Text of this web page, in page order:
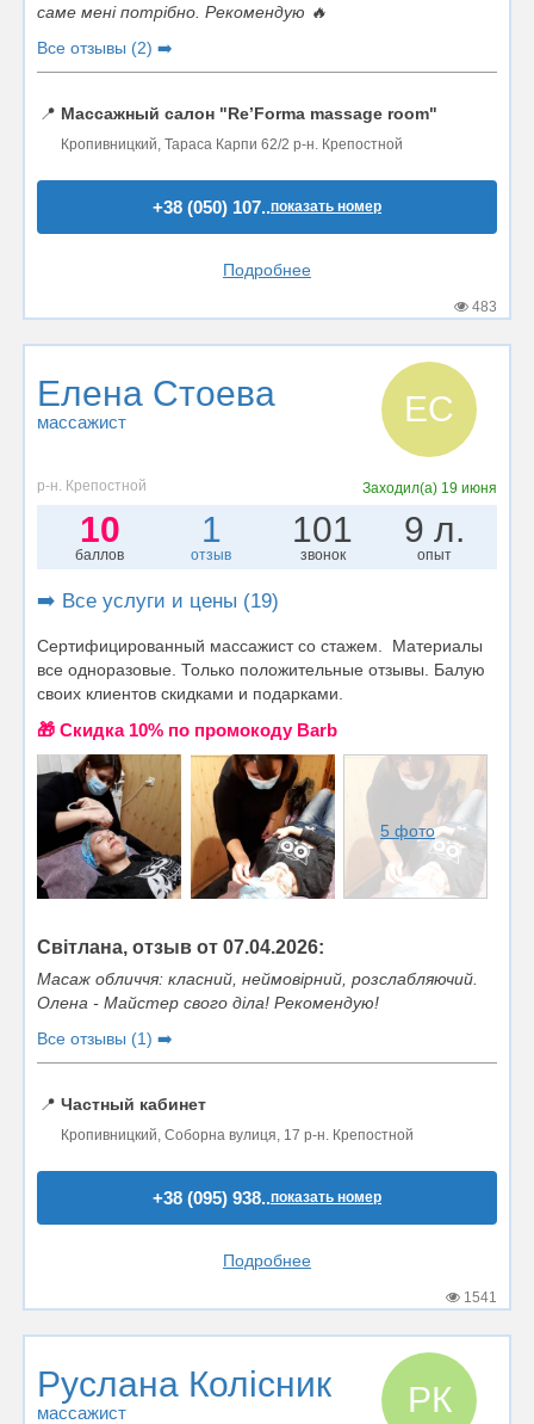
саме мені потрібно. Рекомендую 🔥
Все отзывы (2) ➡️
📍 Массажный салон "Re’Forma massage room"
Кропивницкий, Тараса Карпи 62/2 р-н. Крепостной
+38 (050) 107..показать номер
Подробнее
483
Елена Стоева
массажист ЕС
р-н. Крепостной Заходил(а) 19 июня
10
баллов
1
отзыв
101
звонок
9 л.
опыт
➡️ Все услуги и цены (19)
Сертифицированный массажист со стажем. Материалы
все одноразовые. Только положительные отзывы. Балую
своих клиентов скидками и подарками.
🎁 Cкидка 10% по промокоду Barb
5 фото
Світлана, отзыв от 07.04.2026:
Масаж обличчя: класний, неймовірний, розслабляючий.
Олена - Майстер свого діла! Рекомендую!
Все отзывы (1) ➡️
📍 Частный кабинет
Кропивницкий, Соборна вулиця, 17 р-н. Крепостной
+38 (095) 938..показать номер
Подробнее
1541
Руслана Колісник
массажист РК